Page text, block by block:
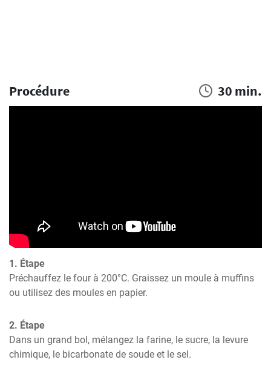
Procédure 30 min.
1. Étape
Préchauffez le four à 200°C. Graissez un moule à muffins
ou utilisez des moules en papier.
2. Étape
Dans un grand bol, mélangez la farine, le sucre, la levure
chimique, le bicarbonate de soude et le sel.